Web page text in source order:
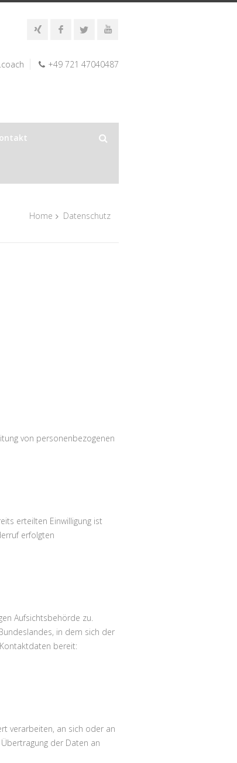
+49 721 47040487
Home Datenschutz
von personenbezogenen
erteilten Einwilligung ist
erfolgten
Aufsichtsbehörde zu.
in dem sich der
bereit:
verarbeiten, an sich oder an
der Daten an